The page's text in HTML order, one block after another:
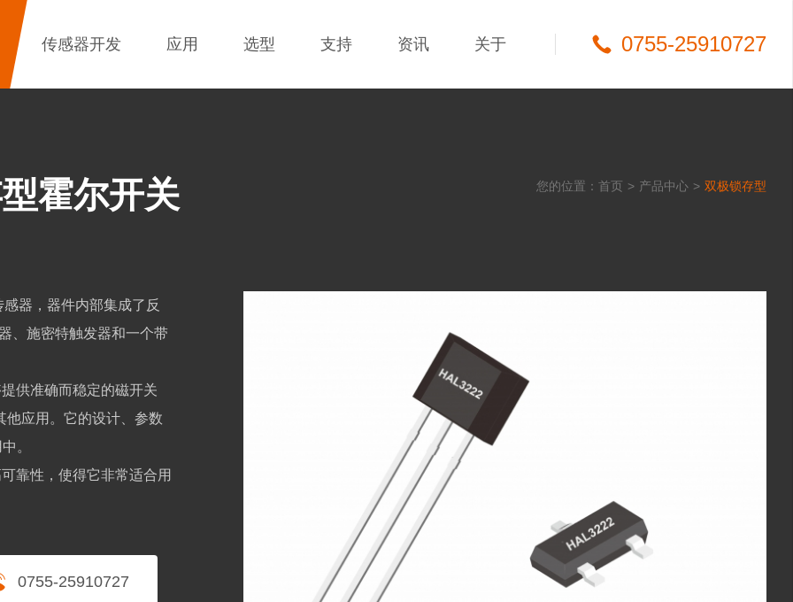
传感器开发 应用 选型 支持 资讯 关于 0755-25910727
霍尔开关 您的位置： 首页 > 产品中心 > 双极锁存型
器，器件内部集成了反
、施密特触发器和⼀个带
供准确⽽稳定的磁开关
他应⽤。它的设计、参数
。
靠性，使得它⾮常适合⽤
0755-25910727